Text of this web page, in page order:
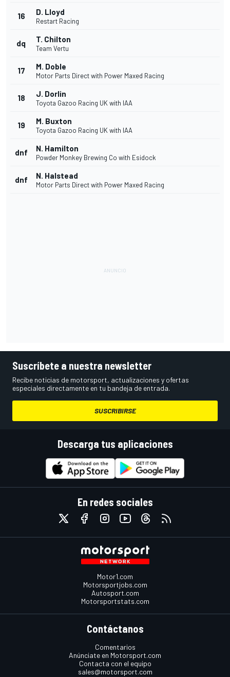
16 D. Lloyd
Restart Racing
dq T. Chilton
Team Vertu
17 M. Doble
Motor Parts Direct with Power Maxed Racing
18 J. Dorlin
Toyota Gazoo Racing UK with IAA
19 M. Buxton
Toyota Gazoo Racing UK with IAA
dnf N. Hamilton
Powder Monkey Brewing Co with Esidock
dnf N. Halstead
Motor Parts Direct with Power Maxed Racing
Suscríbete a nuestra newsletter
Recibe noticias de motorsport, actualizaciones y ofertas
especiales directamente en tu bandeja de entrada.
SUSCRIBIRSE
Descarga tus aplicaciones
En redes sociales
Motor1.com
Motorsportjobs.com
Autosport.com
Motorsportstats.com
Contáctanos
Comentarios
Anúnciate en Motorsport.com
Contacta con el equipo
sales@motorsport.com